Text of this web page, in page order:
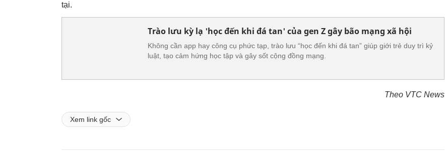
tại.
Trào lưu kỳ lạ 'học đến khi đá tan' của gen Z gây bão mạng xã hội
Không cần app hay công cụ phức tạp, trào lưu “học đến khi đá tan” giúp giới trẻ duy trì kỷ
luật, tạo cảm hứng học tập và gây sốt cộng đồng mạng.
Theo VTC News
Xem link gốc